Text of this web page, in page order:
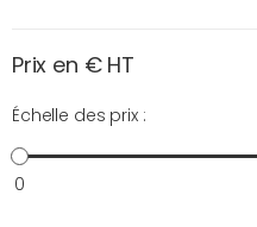
Prix en € HT
Échelle des prix :
0